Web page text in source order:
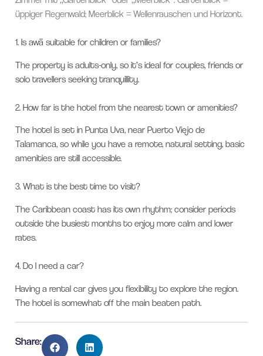
üppiger Regenwald; Meerblick = Wellenrauschen und Horizont.
1.Is awā suitable for children or families?
The property is adults-only, so it’s ideal for couples, friends or
solo travellers seeking tranquillity.
2.How far is the hotel from the nearest town or amenities?
The hotel is set in Punta Uva, near Puerto Viejo de
Talamanca, so while you have a remote, natural setting, basic
amenities are still accessible.
3.What is the best time to visit?
The Caribbean coast has its own rhythm; consider periods
outside the busiest months to enjoy more calm and lower
rates.
4.Do I need a car?
Having a rental car gives you flexibility to explore the region.
The hotel is somewhat off the main beaten path.
Share: